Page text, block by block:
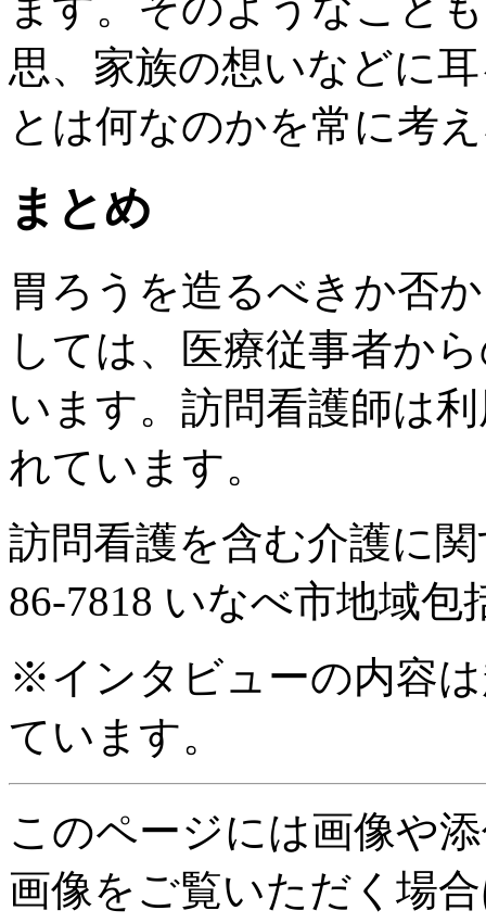
思、家族の想いなどに
とは何なのかを常に考
まとめ
胃ろうを造るべきか否
しては、医療従事者か
います。訪問看護師は
れています。
訪問看護を含む介護に
86-7818 いなべ市地域
※インタビューの内容
ています。
このページには画像や
画像をご覧いただく場